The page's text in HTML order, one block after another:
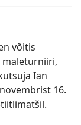
võitis
maleturniiri,
Ian
16.